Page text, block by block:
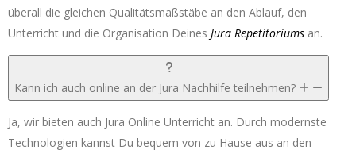
überall die gleichen Qualitätsmaßstäbe an den Ablauf, den
Unterricht und die Organisation Deines Jura Repetitoriums an.
Kann ich auch online an der Jura Nachhilfe teilnehmen?
Ja, wir bieten auch Jura Online Unterricht an. Durch modernste
Technologien kannst Du bequem von zu Hause aus an den